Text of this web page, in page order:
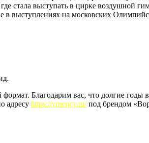
стала выступать в цирке воздушной
в выступлениях на московских
формат. Благодарим вас, что долгие
адресу https://vrnency.ru/под брендом